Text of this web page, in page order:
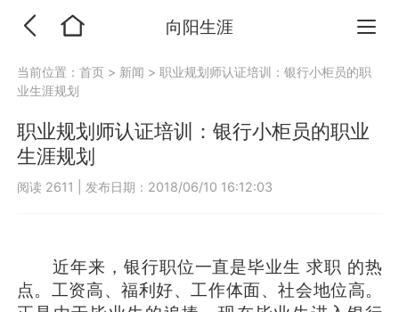
向阳生涯
当前位置：首页 > 新闻 >职业规划师认证培训：银行小柜员的职
业生涯规划
职业规划师认证培训：银行小柜员的职业
生涯规划
阅读 2611 发布日期：2018/06/10 16:12:03
近年来，银行职位一直是毕业生 求职 的热
点。工资高、福利好、工作体面、社会地位高。